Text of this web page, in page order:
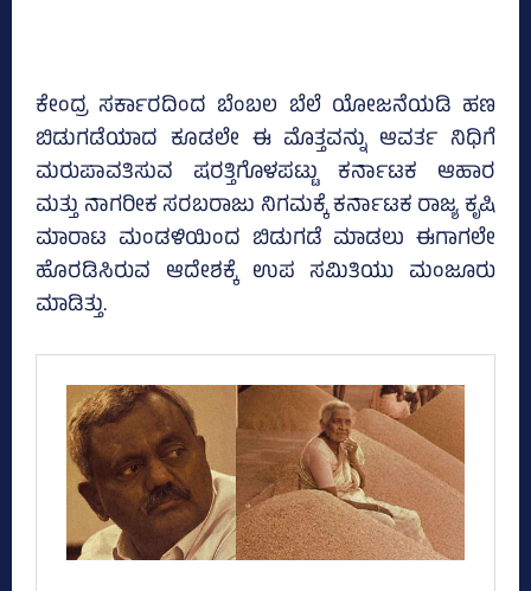
ಕೇಂದ್ರ ಸರ್ಕಾರದಿಂದ ಬೆಂಬಲ ಬೆಲೆ ಯೋಜನೆಯಡಿ ಹಣ
ಬಿಡುಗಡೆಯಾದ ಕೂಡಲೇ ಈ ಮೊತ್ತವನ್ನು ಆವರ್ತ ನಿಧಿಗೆ
ಮರುಪಾವತಿಸುವ ಷರತ್ತಿಗೊಳಪಟ್ಟು ಕರ್ನಾಟಕ ಆಹಾರ
ಮತ್ತು ನಾಗರೀಕ ಸರಬರಾಜು ನಿಗಮಕ್ಕೆ ಕರ್ನಾಟಕ ರಾಜ್ಯ ಕೃಷಿ
ಮಾರಾಟ ಮಂಡಳಿಯಿಂದ ಬಿಡುಗಡೆ ಮಾಡಲು ಈಗಾಗಲೇ
ಹೊರಡಿಸಿರುವ ಆದೇಶಕ್ಕೆ ಉಪ ಸಮಿತಿಯು ಮಂಜೂರು
ಮಾಡಿತ್ತು.